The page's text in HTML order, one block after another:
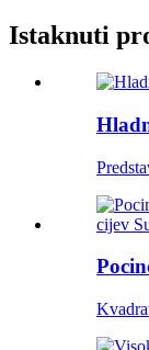
Istaknuti